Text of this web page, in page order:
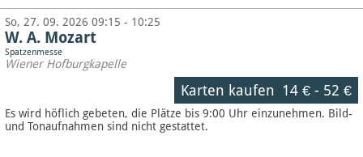
So, 27. 09. 2026 09:15 - 10:25
W. A. Mozart
Spatzenmesse
Wiener Hofburgkapelle
Karten kaufen 14 €- 52 €
Es wird höflich gebeten, die Plätze bis 9:00 Uhr einzunehmen. Bild-
und Tonaufnahmen sind nicht gestattet.